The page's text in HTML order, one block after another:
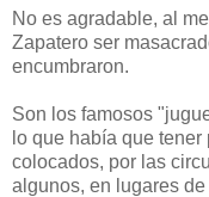
No es agradable, al
Zapatero ser
encumbraron.
Son los famosos
lo que había que
colocados, por las
algunos, en lugares